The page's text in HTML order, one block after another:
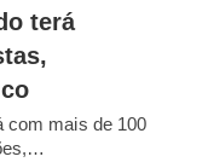
terá
com mais de 100